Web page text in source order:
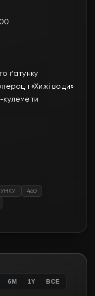
ґатунку
«Хижі води»
кулемети
460
6M 1Y ВСЕ